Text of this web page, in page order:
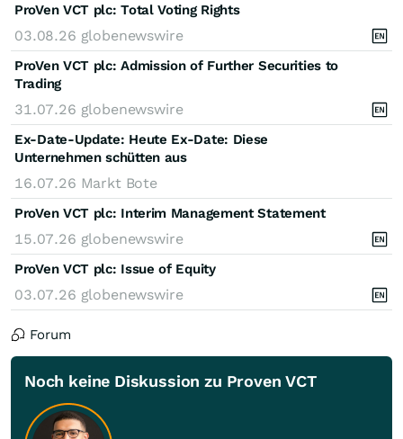
ProVen VCT plc: Total Voting Rights
03.08.26 globenewswire
ProVen VCT plc: Admission of Further Securities to
Trading
31.07.26 globenewswire
Ex-Date-Update: Heute Ex-Date: Diese
Unternehmen schütten aus
16.07.26 Markt Bote
ProVen VCT plc: Interim Management Statement
15.07.26 globenewswire
ProVen VCT plc: Issue of Equity
03.07.26 globenewswire
Forum
Noch keine Diskussion zu Proven VCT